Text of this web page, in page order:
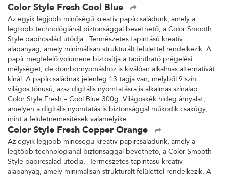
Color Style Fresh Cool Blue
Az egyik legjobb minőségű kreatív papírcsaládunk, amely a
legtöbb technológiánál biztonsággal bevethető, a Color Smooth
Style papírcsalád utódja. Természetes tapintású kreatív
alapanyag, amely minimálisan strukturált felülettel rendelkezik. A
papír megfelelő volumene biztosítja a tapintható prégelési
mélységet, de dombornyomáshoz is kiválóan alkalmas alternatívát
kínál. A papírcsaládnak jelenleg 13 tagja van, melyből 9 szín
világos tónusú, azaz digitális nyomtatásra is alkalmas színalap.
Color Style Fresh – Cool Blue 300g. Világoskék hideg árnyalat,
amelyen a digitális nyomtatás is biztonsággal működik csakúgy,
mint a felületnemesítések valamelyike.
Color Style Fresh Copper Orange
Az egyik legjobb minőségű kreatív papírcsaládunk, amely a
legtöbb technológiánál biztonsággal bevethető, a Color Smooth
Style papírcsalád utódja. Természetes tapintású kreatív
alapanyag, amely minimálisan strukturált felülettel rendelkezik. A